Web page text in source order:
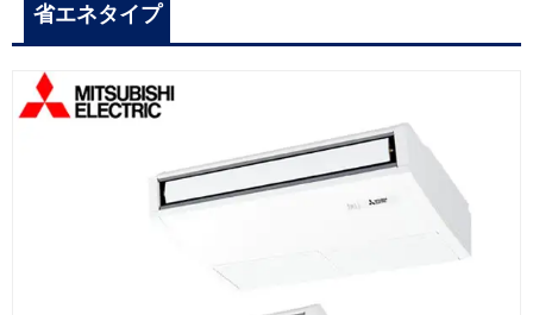
省エネタイプ